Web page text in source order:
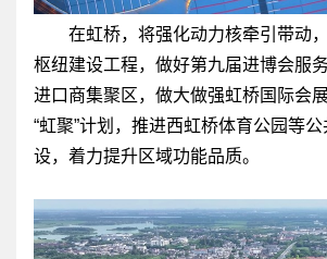
在虹桥，将强化动力核牵引带动
枢纽建设工程，做好第九届进博会服
进口商集聚区，做大做强虹桥国际会
“虹聚”计划，推进西虹桥体育公园等
设，着力提升区域功能品质。